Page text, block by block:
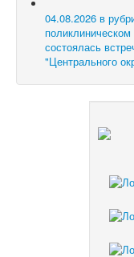
04.08.2026 в
состоялась
"Центрального